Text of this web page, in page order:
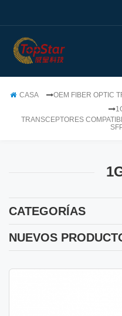
CASA OEM FIBER OPTIC
TRANSCEPTORES
CATEGORÍAS
NUEVOS